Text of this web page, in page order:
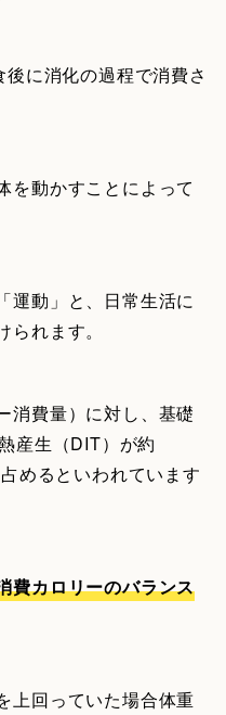
に消化の過程で消費さ
を動かすことによって
運動」と、日常生活に
れます。
消費量）に対し、基礎
産生（DIT）が約
めるといわれています
費カロリーのバランス
上回っていた場合体重